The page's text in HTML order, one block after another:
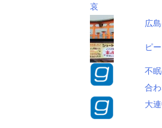
広
ピ
不
合
大